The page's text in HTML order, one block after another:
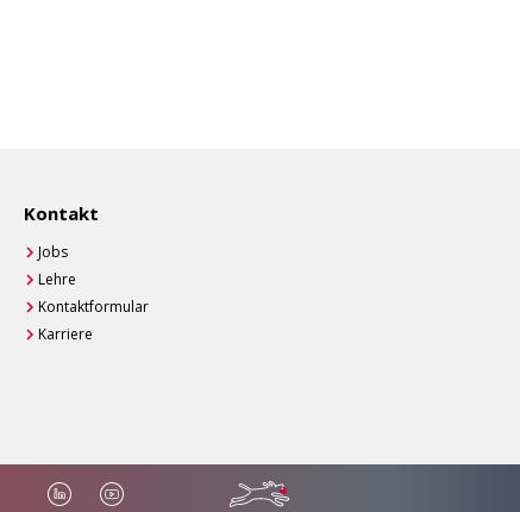
Kontakt
Jobs
Lehre
Kontaktformular
Karriere